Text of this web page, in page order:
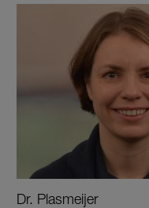
Dr. Plasmeijer